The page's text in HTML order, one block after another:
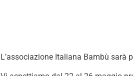
L’associazione Italiana Bambù sarà